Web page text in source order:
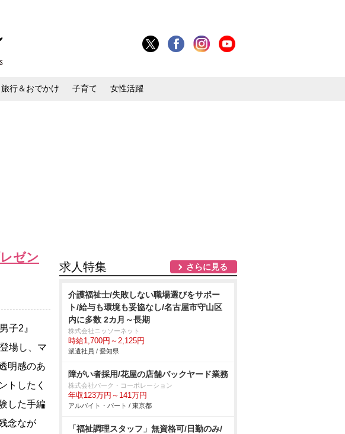
旅行＆おでかけ 子育て 女性活躍
ゼン
子2』
場し、マ
明感のあ
トしたく
した手編
念なが
求人特集 さらに見る
介護福祉士/失敗しない職場選びをサポー
ト/給与も環境も妥協なし/名古屋市守山区
内に多数 2カ月～長期
株式会社ニッソーネット
時給1,700円～2,125円
派遣社員 / 愛知県
障がい者採用/花屋の店舗バックヤード業務
株式会社パーク・コーポレーション
年収123万円～141万円
アルバイト・パート / 東京都
「福祉調理スタッフ」無資格可/日勤のみ/